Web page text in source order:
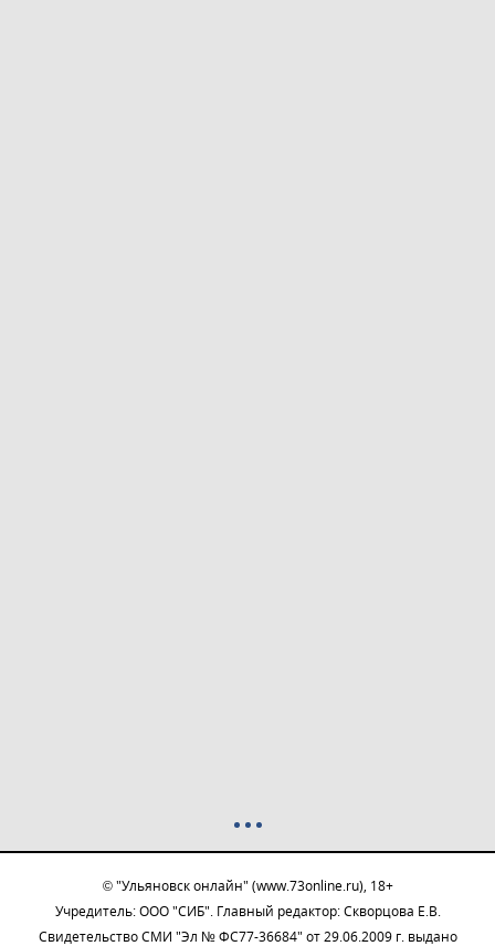
© "Ульяновск онлайн" (www.73online.ru), 18+
Учредитель: ООО "СИБ". Главный редактор: Скворцова Е.В.
Свидетельство СМИ "Эл № ФС77-36684" от 29.06.2009 г. выдано